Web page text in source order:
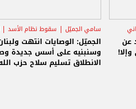
عن
سامي الجميّل سقوط نظام الأسد
الجميّل: الوصايات انتهت
وسنبنيه على أسس جديدة
الانطلاق تسليم سلاح حزب